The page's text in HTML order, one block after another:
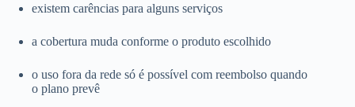
existem carências para alguns serviços
a cobertura muda conforme o produto escolhido
o uso fora da rede só é possível com reembolso quando
o plano prevê